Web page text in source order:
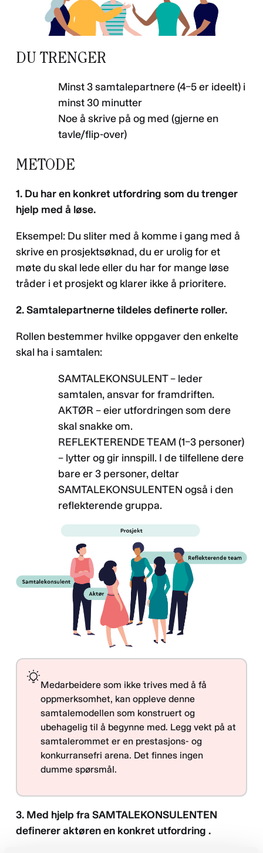
DU TRENGER
Minst 3 samtalepartnere (4–5 er ideelt) i
minst 30 minutter
Noe å skrive på og med (gjerne en
tavle/flip-over)
METODE
1. Du har en konkret utfordring som du trenger
hjelp med å løse.
Eksempel: Du sliter med å komme i gang med å
skrive en prosjektsøknad, du er urolig for et
møte du skal lede eller du har for mange løse
tråder i et prosjekt og klarer ikke å prioritere.
2. Samtalepartnerne tildeles definerte roller.
Rollen bestemmer hvilke oppgaver den enkelte
skal ha i samtalen:
SAMTALEKONSULENT – leder
samtalen, ansvar for framdriften.
AKTØR – eier utfordringen som dere
skal snakke om.
REFLEKTERENDE TEAM (1–3 personer)
– lytter og gir innspill. I de tilfellene dere
bare er 3 personer, deltar
SAMTALEKONSULENTEN også i den
reflekterende gruppa.
Medarbeidere som ikke trives med å få
oppmerksomhet, kan oppleve denne
samtalemodellen som konstruert og
ubehagelig til å begynne med. Legg vekt på at
samtalerommet er en prestasjons- og
konkurransefri arena. Det finnes ingen
dumme spørsmål.
3. Med hjelp fra SAMTALEKONSULENTEN
definerer aktøren en konkret utfordring .